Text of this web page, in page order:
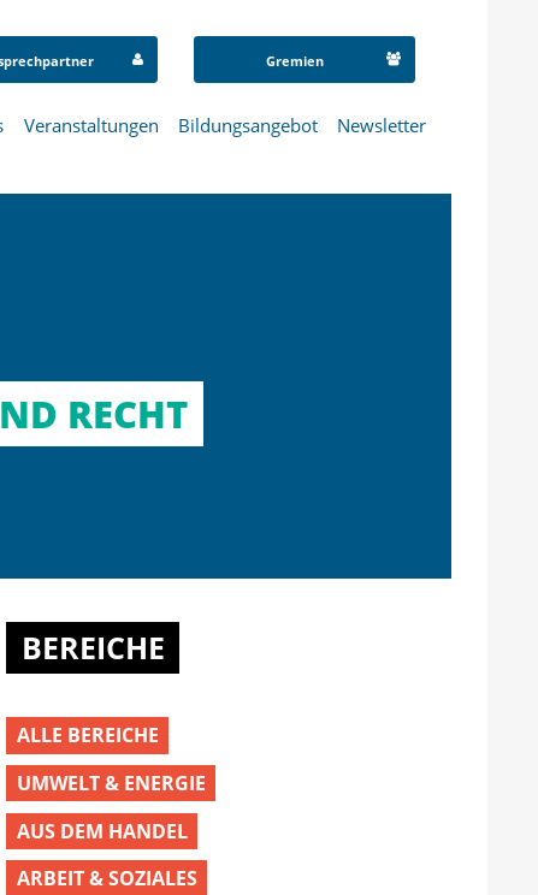
Gremien
Veranstaltungen Bildungsangebot Newsletter
RECHT
BEREICHE
ALLE BEREICHE
UMWELT & ENERGIE
AUS DEM HANDEL
ARBEIT & SOZIALES